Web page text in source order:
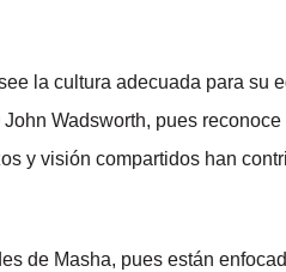
la cultura adecuada para su
Wadsworth, pues
y visión compartidos han
de Masha, pues están